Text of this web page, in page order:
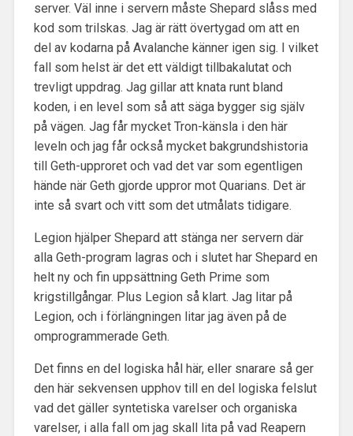
server. Väl inne i servern måste Shepard slåss med
kod som trilskas. Jag är rätt övertygad om att en
del av kodarna på Avalanche känner igen sig. I vilket
fall som helst är det ett väldigt tillbakalutat och
trevligt uppdrag. Jag gillar att knata runt bland
koden, i en level som så att säga bygger sig själv
på vägen. Jag får mycket Tron-känsla i den här
leveln och jag får också mycket bakgrundshistoria
till Geth-upproret och vad det var som egentligen
hände när Geth gjorde uppror mot Quarians. Det är
inte så svart och vitt som det utmålats tidigare.
Legion hjälper Shepard att stänga ner servern där
alla Geth-program lagras och i slutet har Shepard en
helt ny och fin uppsättning Geth Prime som
krigstillgångar. Plus Legion så klart. Jag litar på
Legion, och i förlängningen litar jag även på de
omprogrammerade Geth.
Det finns en del logiska hål här, eller snarare så ger
den här sekvensen upphov till en del logiska felslut
vad det gäller syntetiska varelser och organiska
varelser, i alla fall om jag skall lita på vad Reapern